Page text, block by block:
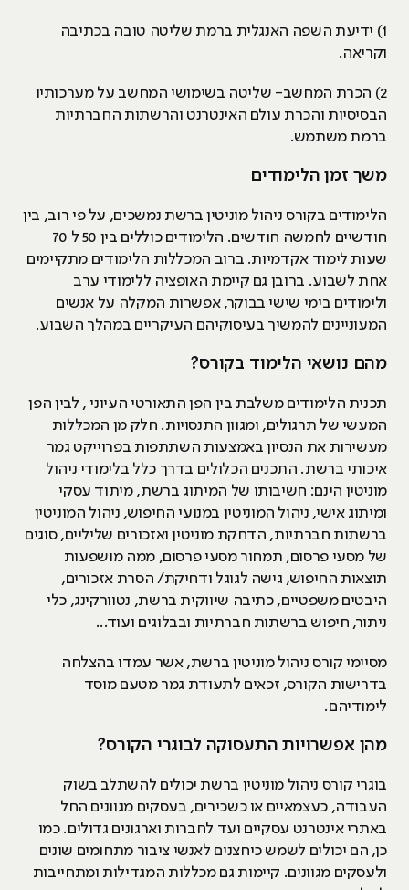
1) ידיעת השפה האנגלית ברמת שליטה טובה בכתיבה
וקריאה.
2) הכרת המחשב- שליטה בשימושי המחשב על מערכותיו
הבסיסיות והכרת עולם האינטרנט והרשתות החברתיות
ברמת משתמש.
משך זמן הלימודים
הלימודים בקורס ניהול מוניטין ברשת נמשכים, על פי רוב, בין
חודשיים לחמשה חודשים. הלימודים כוללים בין 50 ל 70
שעות לימוד אקדמיות. ברוב המכללות הלימודים מתקיימים
אחת לשבוע. ברובן גם קיימת האופציה ללימודי ערב
ולימודים בימי שישי בבוקר, אפשרות המקלה על אנשים
המעוניינים להמשיך בעיסוקיהם העיקריים במהלך השבוע.
מהם נושאי הלימוד בקורס?
תכנית הלימודים משלבת בין הפן התאורטי העיוני , לבין הפן
המעשי של תרגולים, ומגוון התנסויות. חלק מן המכללות
מעשירות את הנסיון באמצעות השתתפות בפרוייקט גמר
איכותי ברשת. התכנים הכלולים בדרך כלל בלימודי ניהול
מוניטין הינם: חשיבותו של המיתוג ברשת, מיתוד עסקי
ומיתוג אישי, ניהול המוניטין במנועי החיפוש, ניהול המוניטין
ברשתות חברתיות, הדחקת מוניטין ואזכורים שליליים, סוגים
של מסעי פרסום, תמחור מסעי פרסום, ממה מושפעות
תוצאות החיפוש, גישה לגוגל ודחיקת/ הסרת אזכורים,
היבטים משפטיים, כתיבה שיווקית ברשת, נטוורקינג, כלי
ניתור, חיפוש ברשתות חברתיות ובבלוגים ועוד...
מסיימי קורס ניהול מוניטין ברשת, אשר עמדו בהצלחה
בדרישות הקורס, זכאים לתעודת גמר מטעם מוסד
לימודיהם.
מהן אפשרויות התעסוקה לבוגרי הקורס?
בוגרי קורס ניהול מוניטין ברשת יכולים להשתלב בשוק
העבודה, כעצמאיים או כשכירים, בעסקים מגוונים החל
באתרי אינטרנט עסקיים ועד לחברות וארגונים גדולים. כמו
כן, הם יכולים לשמש כיחצנים לאנשי ציבור מתחומים שונים
ולעסקים מגוונים. קיימות גם מכללות המגדילות ומתחייבות